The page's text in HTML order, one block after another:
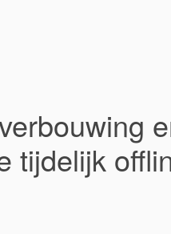
tijdelijk